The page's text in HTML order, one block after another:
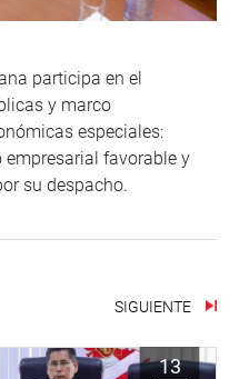
participa en el
y marco
especiales:
favorable y
su despacho.
SIGUIENTE
13